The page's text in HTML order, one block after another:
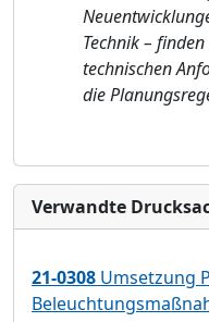
Technik –
technischen
die
Verwandte
21-0308 Umsetzung